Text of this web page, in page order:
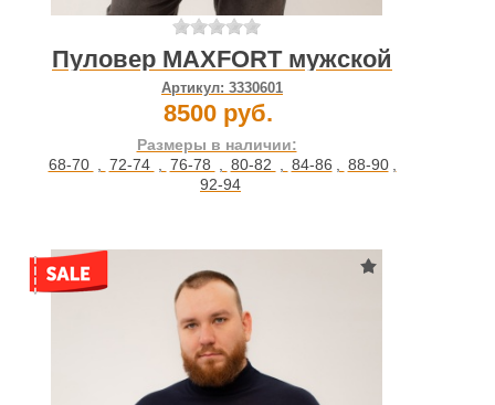
Пуловер MAXFORT мужской
Артикул: 3330601
8500 руб.
Размеры в наличии:
68-70 , 72-74 , 76-78 , 80-82 , 84-86 , 88-90 ,
92-94